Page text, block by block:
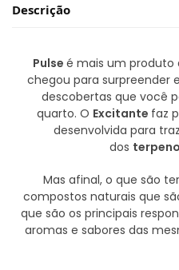
Descrição
Pulse é mais um produto
chegou para surpreender
descobertas que você
quarto. O Excitante faz
desenvolvida para
dos
Mas afinal, o que são
compostos naturais que
que são os principais
aromas e sabores das